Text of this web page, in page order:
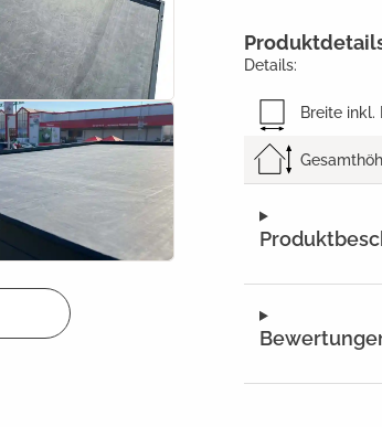
Details:
Breite inkl.